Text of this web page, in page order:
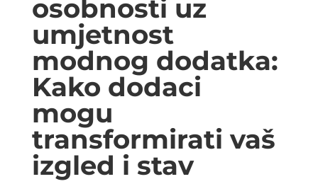
osobnosti uz
umjetnost
modnog dodatka:
Kako dodaci
mogu
transformirati vaš
izgled i stav